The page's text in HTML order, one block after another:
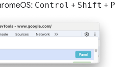
Control + Shift + P